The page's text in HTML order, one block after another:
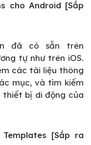
cho Android [Sắp
đã có sẵn trên
tự như trên iOS.
các tài liệu thông
mục, và tìm kiếm
bị di động của
[Sắp ra